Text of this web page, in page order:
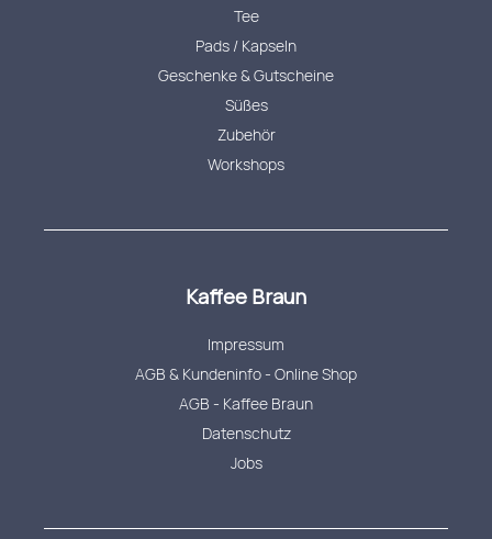
Tee
Pads / Kapseln
Geschenke & Gutscheine
Süßes
Zubehör
Workshops
Kaffee Braun
Impressum
AGB & Kundeninfo - Online Shop
AGB - Kaffee Braun
Datenschutz
Jobs